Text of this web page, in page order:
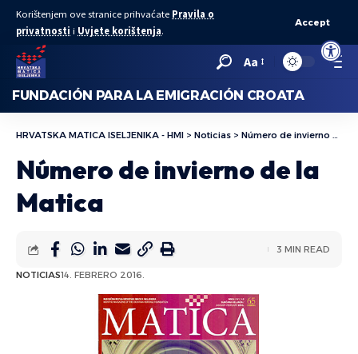
Abrir
Korištenjem ove stranice prihvaćate Pravila o
privatnosti i Uvjete korištenja.
Accept
Aa
FUNDACIÓN PARA LA EMIGRACIÓN CROATA
HRVATSKA MATICA ISELJENIKA - HMI > Noticias > Número de invierno de la Matica
Número de invierno de la
Matica
NOTICIAS14. FEBRERO 2016.
3 MIN READ